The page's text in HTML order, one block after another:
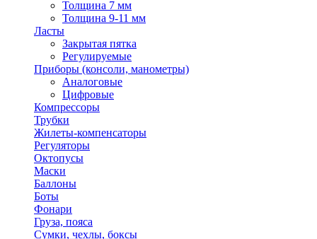
Толщина 7 мм
Толщина 9-11 мм
Ласты
Закрытая пятка
Регулируемые
Приборы (консоли, манометры)
Аналоговые
Цифровые
Компрессоры
Трубки
Жилеты-компенсаторы
Регуляторы
Октопусы
Маски
Баллоны
Боты
Фонари
Груза, пояса
Сумки, чехлы, боксы